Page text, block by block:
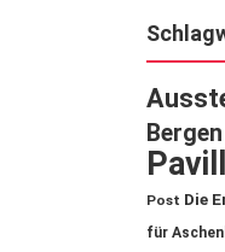
Bergen
Post Die
für